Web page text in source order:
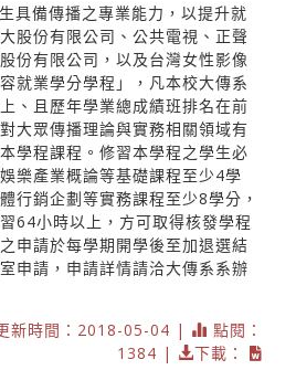
具備傳播之專業能力，以提升就
股份有限公司、公共電視、正聲
份有限公司，以及台灣女性影像
就業學分學程」，凡本校大傳系
、且歷年學業總成績班排名在前
大眾傳播理論與實務相關領域有
學程課程。修習本學程之學生必
樂產業概論等基礎課程至少4學
行銷企劃等實務課程至少8學分，
64小時以上，方可取得核發學程
申請於每學期開學後至加退選結
申請，申請詳情請洽大傳系系辦
新時間：2018-05-04 |
點閱：
1384 |
下載：